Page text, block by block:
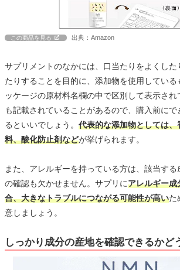
この商品を見る 出典：Amazon
サプリメントのなかには、口当たりをよくした
たりすることを目的に、添加物を使用してい
ッケージの原材料名欄の中で区別して表示され
も記載されていることがあるので、購入前に
るといいでしょう。 代表的な添加物としては
料、酸化防止剤などが挙げられます。
また、アレルギーを持っている方は、該当す
の確認も欠かせません。サプリにアレルギー成
合、大きなトラブルにつながる可能性が高いた
意しましょう。
しっかり成分の産地を確認できるかど